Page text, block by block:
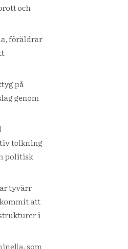
och
föräldrar
på
genom
tolkning
politisk
tyvärr
att
i
som